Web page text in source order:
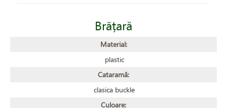
Brățară
Material:
plastic
Cataramă:
clasica buckle
Culoare: